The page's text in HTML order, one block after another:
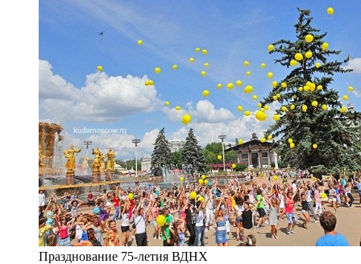
Празднование 75-летия ВДНХ